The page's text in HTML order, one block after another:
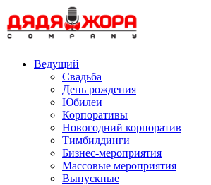
to
content
Ведущий
Свадьба
День рождения
Юбилеи
Корпоративы
Новогодний корпоратив
Тимбилдинги
Бизнес-мероприятия
Массовые мероприятия
Выпускные